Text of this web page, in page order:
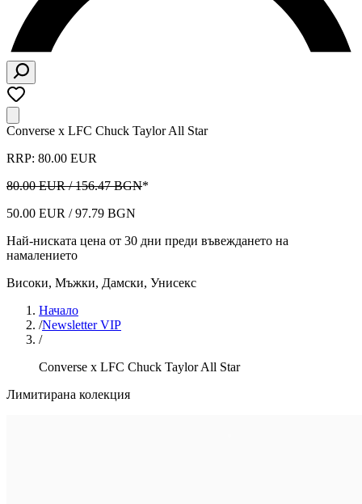
Converse x LFC Chuck Taylor All Star
RRP: 80.00 EUR
80.00 EUR / 156.47 BGN*
50.00 EUR / 97.79 BGN
Най-ниската цена от 30 дни преди въвеждането на
намалението
Високи, Мъжки, Дамски, Унисекс
Начало
/Newsletter VIP
/
Converse x LFC Chuck Taylor All Star
Лимитирана колекция